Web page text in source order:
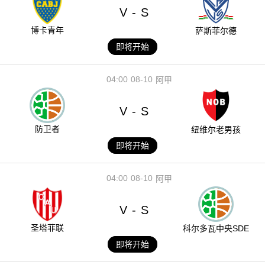
博卡青年
V - S
萨斯菲尔德
即将开始
08-10
04:00 阿甲
防卫者
V - S
纽维尔老男孩
即将开始
08-10
04:00 阿甲
圣塔菲联
V - S
科尔多瓦中央SDE
即将开始